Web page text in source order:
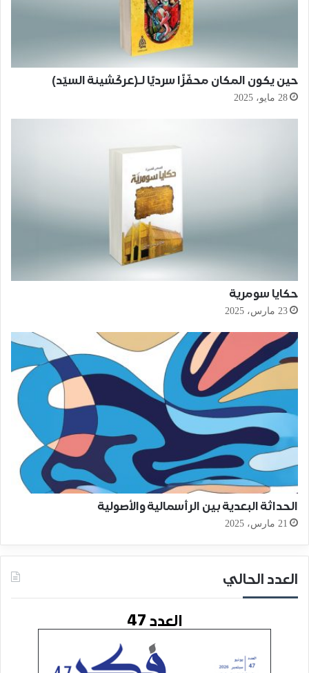
حين يكون المكان محفّزًا سرديًا لـ(عركَشينة السيّد)
28 مايو، 2025
حكايا سومرية
23 مارس، 2025
الحداثة البعدية بين الرأسمالية والأصولية
21 مارس، 2025
العدد الحالي
العدد 47